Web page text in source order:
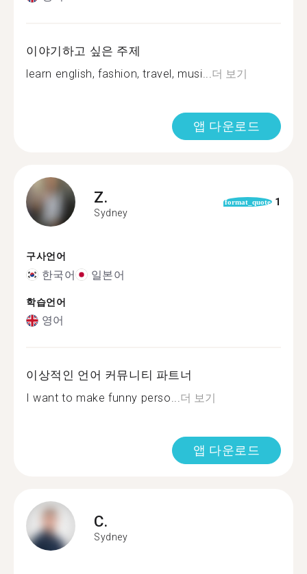
이야기하고 싶은 주제
learn english, fashion, travel, musi...더 보기
앱 다운로드
Z.
Sydney
format_quote 1
구사언어
한국어 일본어
학습언어
영어
이상적인 언어 커뮤니티 파트너
I want to make funny perso...더 보기
앱 다운로드
C.
Sydney